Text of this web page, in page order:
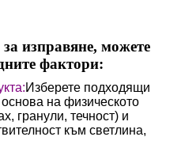
изправяне, можете
фактори:
Изберете подходящи
на физическото
гранули, течност) и
към светлина,